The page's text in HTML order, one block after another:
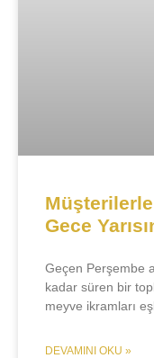
Gece
Geçen Perşembe
kadar süren bir
meyve ikramları
DEVAMINI OKU »